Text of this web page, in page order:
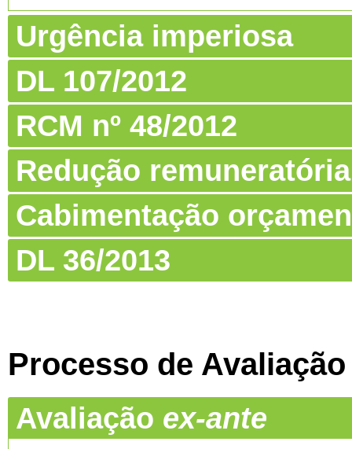
Urgência imperiosa
DL 107/2012
RCM nº 48/2012
Redução remuneratória
Cabimentação
DL 36/2013
Processo de Avaliação
Avaliação ex-ante